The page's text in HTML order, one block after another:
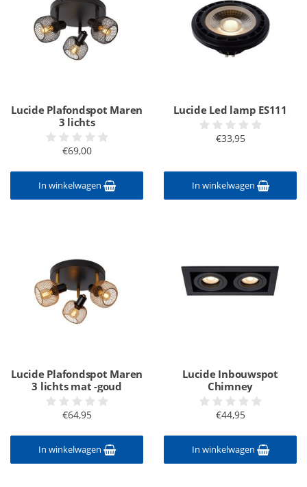
Lucide Plafondspot Maren
3 lichts
€69,00
In winkelwagen
Lucide Led lamp ES111
€33,95
In winkelwagen
Lucide Plafondspot Maren
3 lichts mat -goud
€64,95
In winkelwagen
Lucide Inbouwspot
Chimney
€44,95
In winkelwagen